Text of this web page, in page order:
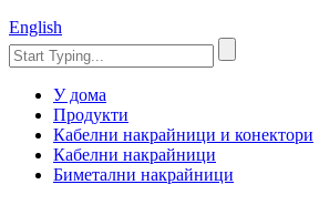
English
У дома
Продукти
Кабелни накрайници и конектори
Кабелни накрайници
Биметални накрайници